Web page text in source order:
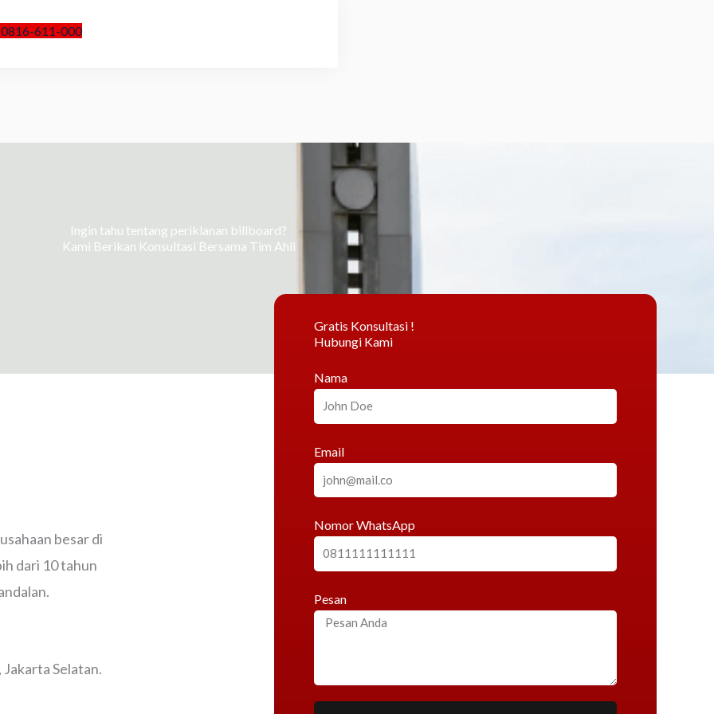
0816-611-000
Ingin tahu tentang periklanan billboard?
Kami Berikan Konsultasi Bersama Tim Ahli
besar di
dari 10 tahun
Selatan.
Gratis Konsultasi !
Hubungi Kami
Nama
Email
Nomor WhatsApp
Pesan